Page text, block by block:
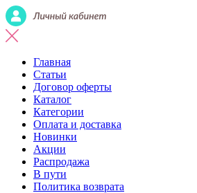
Главная
Статьи
Договор оферты
Каталог
Категории
Оплата и доставка
Новинки
Акции
Распродажа
В пути
Политика возврата